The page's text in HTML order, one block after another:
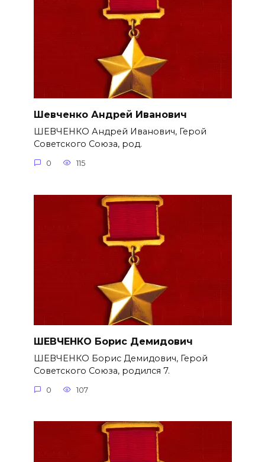
Шевченко Андрей Иванович
ШЕВЧЕНКО Андрей Иванович, Герой
Советского Союза, род.
0 115
ШЕВЧЕНКО Борис Демидович
ШЕВЧЕНКО Борис Демидович, Герой
Советского Союза, родился 7.
0 107